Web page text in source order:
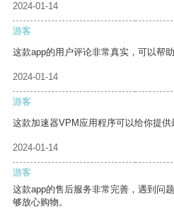
2024-01-14
游客
这款app的用户评论非常真实，可以帮
2024-01-14
游客
这款加速器VPM应用程序可以给你提供
2024-01-14
游客
这款app的售后服务非常完善，遇到问
够放心购物。